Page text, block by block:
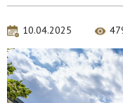
10.04.2025